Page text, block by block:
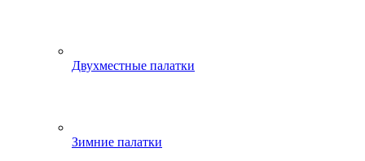
Двухместные палатки
Зимние палатки